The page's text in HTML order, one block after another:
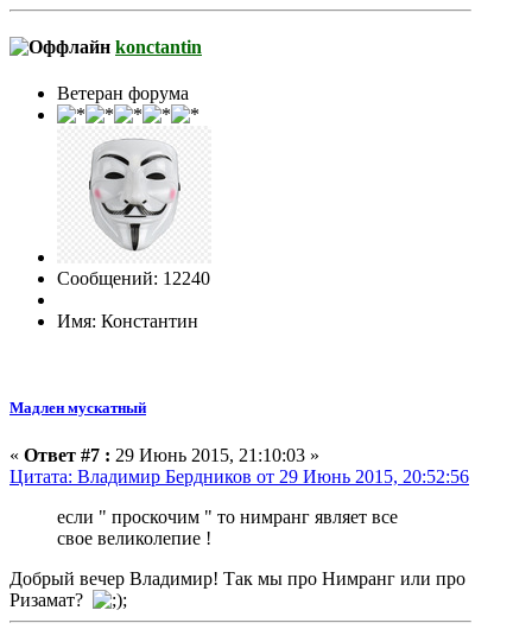
konctantin
Ветеран форума
Сообщений: 12240
Имя: Константин
Мадлен мускатный
« Ответ #7 : 29 Июнь 2015, 21:10:03 »
Цитата: Владимир Бердников от 29 Июнь 2015, 20:52:56
если " проскочим " то нимранг являет все
свое великолепие !
Добрый вечер Владимир! Так мы про Нимранг или про
Ризамат?